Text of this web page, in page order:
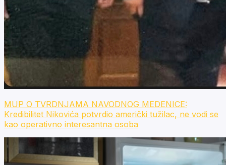
MUP O TVRDNJAMA NAVODNOG MEDENICE:
Kredibilitet Nikovića potvrdio američki tužilac, ne vodi se
kao operativno interesantna osoba